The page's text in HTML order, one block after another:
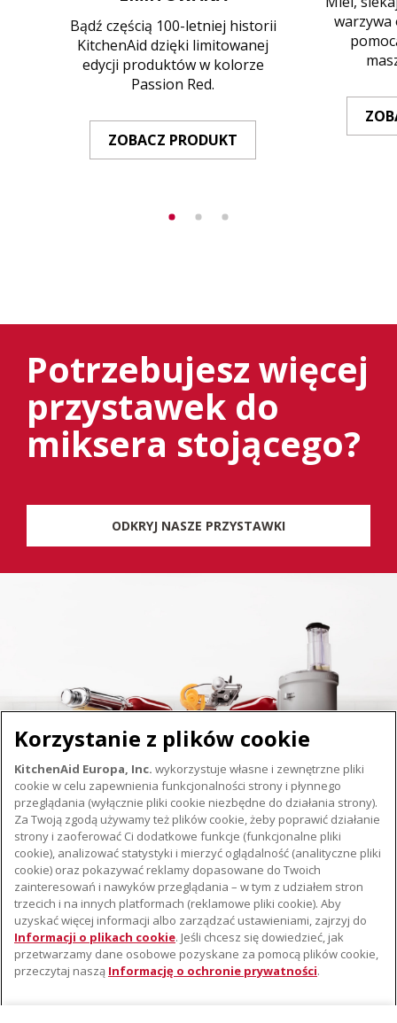
Bądź częścią 100-letniej historii
KitchenAid dzięki limitowanej
edycji produktów w kolorze
Passion Red.
ZOBACZ PRODUKT
warzywa
Potrzebujesz więcej
przystawek do
miksera stojącego?
ODKRYJ NASZE PRZYSTAWKI
O KITCHENAID
Istota marki
Historia marki
Komunikaty prasowe
WSPARCIE
Gdzie kupić
Znajdź najbliższy serwis
Korzystanie z plików cookie
KitchenAid Europa, Inc. wykorzystuje własne i zewnętrzne pliki
cookie w celu zapewnienia funkcjonalności strony i płynnego
przeglądania (wyłącznie pliki cookie niezbędne do działania strony).
Za Twoją zgodą używamy też plików cookie, żeby poprawić działanie
strony i zaoferować Ci dodatkowe funkcje (funkcjonalne pliki
cookie), analizować statystyki i mierzyć oglądalność (analityczne pliki
cookie) oraz pokazywać reklamy dopasowane do Twoich
zainteresowań i nawyków przeglądania – w tym z udziałem stron
trzecich i na innych platformach (reklamowe pliki cookie). Aby
uzyskać więcej informacji albo zarządzać ustawieniami, zajrzyj do
Informacji o plikach cookie. Jeśli chcesz się dowiedzieć, jak
przetwarzamy dane osobowe pozyskane za pomocą plików cookie,
przeczytaj naszą Informację o ochronie prywatności.